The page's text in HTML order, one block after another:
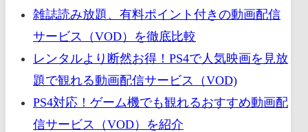
雑誌読み放題、有料ポイント付きの動画配信
サービス（VOD）を徹底比較
レンタルより断然お得！PS4で人気映画を見放
題で観れる動画配信サービス（VOD)
PS4対応！ゲーム機でも観れるおすすめ動画配
信サービス（VOD）を紹介